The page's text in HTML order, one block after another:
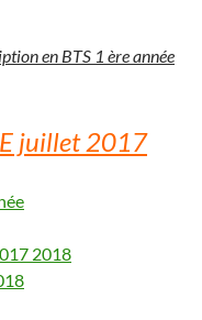
en BTS 1 ère année
juillet 2017
2018